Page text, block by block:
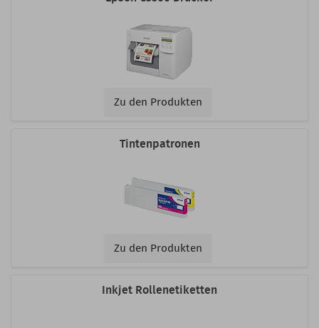
Zu den Produkten
Tintenpatronen
Zu den Produkten
Inkjet Rollenetiketten